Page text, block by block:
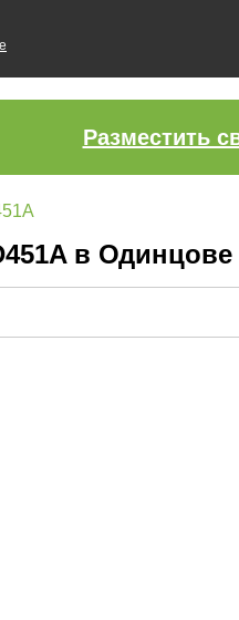
Разместить
в Одинцове